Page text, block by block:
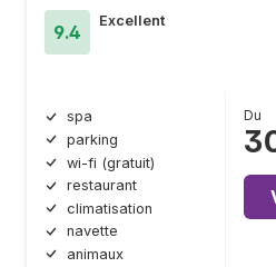
9.4
Excellent
spa
parking
wi-fi (gratuit)
restaurant
climatisation
navette
animaux
Du